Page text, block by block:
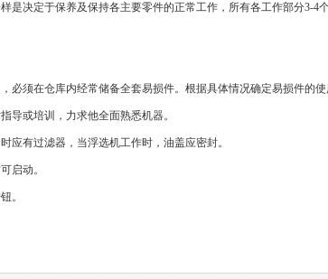
是决定于保养及保持各主要零件的正常工作，所有各工作部分3-4
必须在仓库内经常储备全套易损件。根据具体情况确定易损件的使
导或培训，力求他全面熟悉机器。
应有过滤器，当浮选机工作时，油盖应密封。
启动。
。